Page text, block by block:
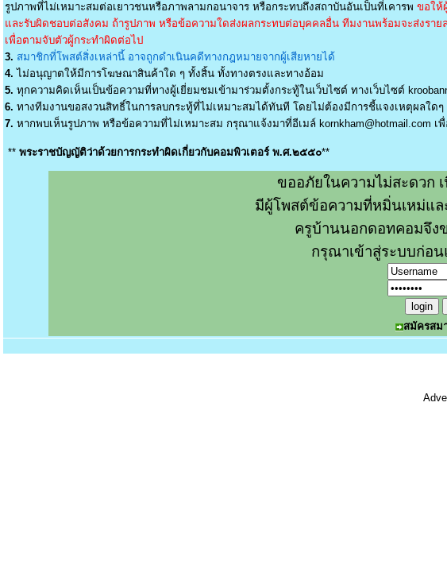
รูปภาพที่ไม่เหมาะสมต่อเยาวชนหรือภาพลามกอนาจาร หรือกระทบถึงสถาบันอันเป็นที่เคารพ ขอให้
และรับผิดชอบต่อสังคม ถ้ารูปภาพ หรือข้อความใดส่งผลกระทบต่อบุคคลอื่น ทีมงานพร้อมจะส่งราย
เพื่อตามจับตัวผู้กระทำผิดต่อไป
3. สมาชิกที่โพสต์สิ่งเหล่านี้ อาจถูกดำเนินคดีทางกฎหมายจากผู้เสียหายได้
4. ไม่อนุญาตให้มีการโฆษณาสินค้าใด ๆ ทั้งสิ้น ทั้งทางตรงและทางอ้อม
5. ทุกความคิดเห็นเป็นข้อความที่ทางผู้เยี่ยมชมเข้ามาร่วมตั้งกระทู้ในเว็บไซต์ ทางเว็บไซต์
6. ทางทีมงานขอสงวนสิทธิ์ในการลบกระทู้ที่ไม่เหมาะสมได้ทันที โดยไม่ต้องมีการชี้แจงเหตุผลใด
7. หากพบเห็นรูปภาพ หรือข้อความที่ไม่เหมาะสม กรุณาแจ้งมาที่อีเมล์ kornkham@hotmail.com เ
** พระราชบัญญัติว่าด้วยการกระทำผิดเกี่ยวกับคอมพิวเตอร์ พ.ศ.๒๕๕๐**
ขออภัยในความไม่สะดวก
มีผู้โพสต์ข้อความที่หมิ่นเหม่แล
ครูบ้านนอกดอทคอมจึง
กรุณาเข้าสู่ระบบก่อ
สมัครสม